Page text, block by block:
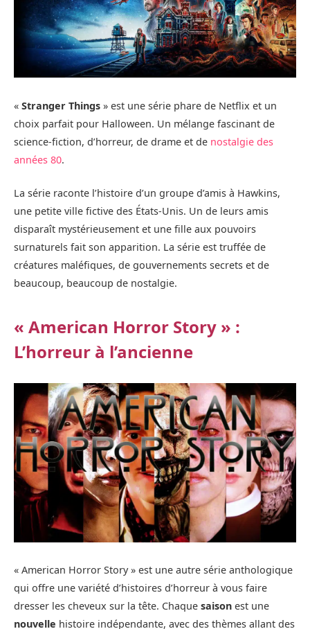
« Stranger Things » est une série phare de Netflix et un
choix parfait pour Halloween. Un mélange fascinant de
science-fiction, d’horreur, de drame et de nostalgie des
années 80.
La série raconte l’histoire d’un groupe d’amis à Hawkins,
une petite ville fictive des États-Unis. Un de leurs amis
disparaît mystérieusement et une fille aux pouvoirs
surnaturels fait son apparition. La série est truffée de
créatures maléfiques, de gouvernements secrets et de
beaucoup, beaucoup de nostalgie.
« American Horror Story » :
L’horreur à l’ancienne
« American Horror Story » est une autre série anthologique
qui offre une variété d’histoires d’horreur à vous faire
dresser les cheveux sur la tête. Chaque saison est une
nouvelle histoire indépendante, avec des thèmes allant des